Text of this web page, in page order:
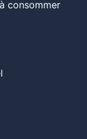
consommer